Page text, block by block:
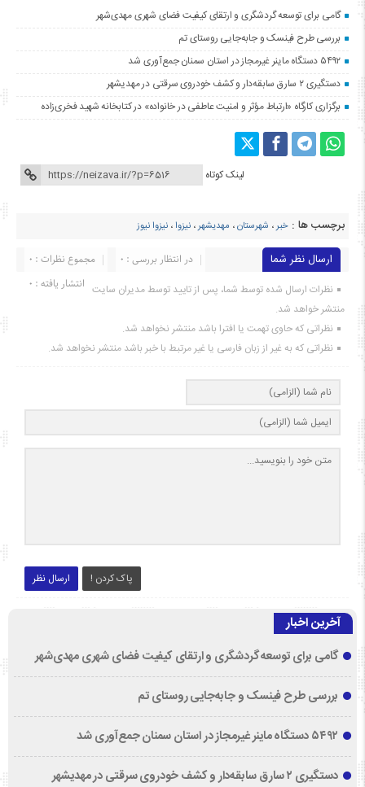
گامی برای توسعه گردشگری و ارتقای کیفیت فضای شهری مهدی‌شهر
بررسی طرح فینسک و جابه‌جایی روستای تم
۵۴۹۲ دستگاه ماینر غیرمجاز در استان سمنان جمع‌آوری شد
دستگیری ۲ سارق سابقه‌دار و کشف خودروی سرقتی در مهدیشهر
برگزاری کارگاه «ارتباط مؤثر و امنیت عاطفی در خانواده» در کتابخانه شهید فخری‌زاده
لینک کوتاه
برچسب ها : خبر، شهرستان، مهدیشهر، نیزوا ، نیزوا نیوز
ارسال نظر شما مجموع نظرات : 0
در انتظار بررسی : 0
انتشار یافته : ۰ نظرات ارسال شده توسط شما، پس از تایید توسط مدیران سایت
منتشر خواهد شد.
نظراتی که حاوی تهمت یا افترا باشد منتشر نخواهد شد.
نظراتی که به غیر از زبان فارسی یا غیر مرتبط با خبر باشد منتشر نخواهد شد.
ارسال نظر پاک کردن !
آخرین اخبار
گامی برای توسعه گردشگری و ارتقای کیفیت فضای شهری مهدی‌شهر
بررسی طرح فینسک و جابه‌جایی روستای تم
۵۴۹۲ دستگاه ماینر غیرمجاز در استان سمنان جمع‌آوری شد
دستگیری ۲ سارق سابقه‌دار و کشف خودروی سرقتی در مهدیشهر